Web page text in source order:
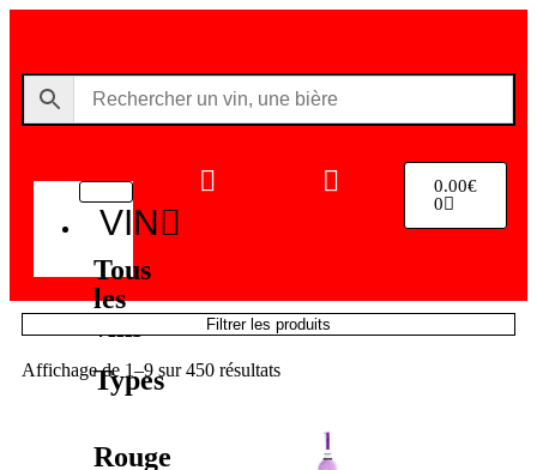
VIN
Tous
les
vins
Types
Rouge
0.00€
0
Filtrer les produits
Affichage de 1–9 sur 450 résultats